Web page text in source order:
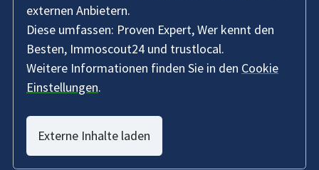
externen Anbietern.
Diese umfassen: Proven Expert, Wer kennt den
Besten, Immoscout24 und trustlocal.
Weitere Informationen finden Sie in den Cookie
Einstellungen.
Externe Inhalte laden